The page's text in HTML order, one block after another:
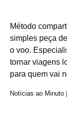
Método
simples peça
o voo.
tornar viagens
para quem vai
Notícias ao Minuto